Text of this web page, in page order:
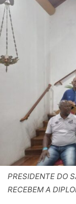
PRESIDENTE DO
RECEBEM A